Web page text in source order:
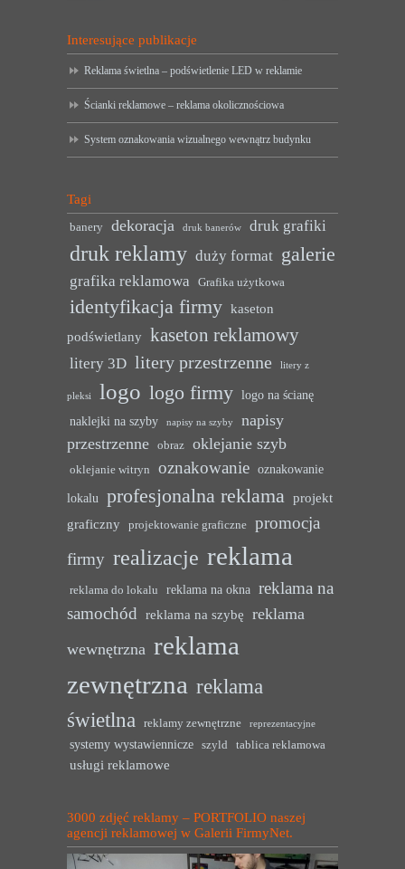
Interesujące publikacje
Reklama świetlna – podświetlenie LED w reklamie
Ścianki reklamowe – reklama okolicznościowa
System oznakowania wizualnego wewnątrz budynku
Tagi
banery dekoracja druk banerów druk grafiki
druk reklamy duży format galerie
grafika reklamowa Grafika użytkowa
identyfikacja firmy kaseton
podświetlany kaseton reklamowy
litery 3D litery przestrzenne litery z
pleksi logo logo firmy logo na ścianę
naklejki na szyby
napisy na szyby
napisy
przestrzenne
obraz oklejanie szyb
oklejanie witryn oznakowanie oznakowanie
lokalu profesjonalna reklama projekt
graficzny
projektowanie graficzne
promocja
firmy realizacje reklama
reklama do lokalu reklama na okna reklama na
samochód reklama na szybę reklama
wewnętrzna reklama
zewnętrzna reklama
świetlna
reklamy zewnętrzne reprezentacyjne
systemy wystawiennicze szyld tablica reklamowa
usługi reklamowe
3000 zdjęć reklamy – PORTFOLIO naszej
agencji reklamowej w Galerii FirmyNet.